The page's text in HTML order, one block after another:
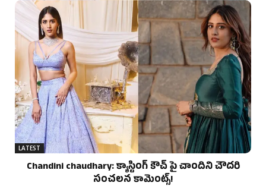
LATEST
Chandini chaudhary: క్యాస్టింగ్ కౌచ్ పై చాందిని చౌదరి
సంచలన కామెంట్స్!